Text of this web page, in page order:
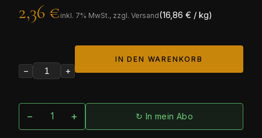
2,36 € inkl. 7% MwSt., zzgl. Versand(16,86 € / kg)
− +
IN DEN WARENKORB
− + ↻ In mein Abo